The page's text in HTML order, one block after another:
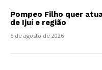
Pompeo Filho quer
de Ijuí e região
6 de agosto de 2026